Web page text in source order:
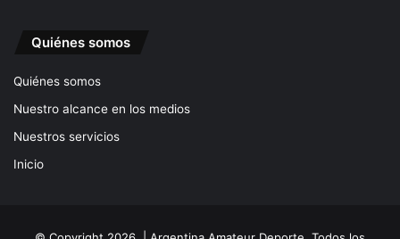
Quiénes somos
Quiénes somos
Nuestro alcance en los medios
Nuestros servicios
Inicio